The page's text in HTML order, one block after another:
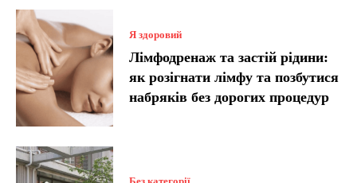
Я здоровий
Лімфодренаж та застій рідини:
як розігнати лімфу та позбутися
набряків без дорогих процедур